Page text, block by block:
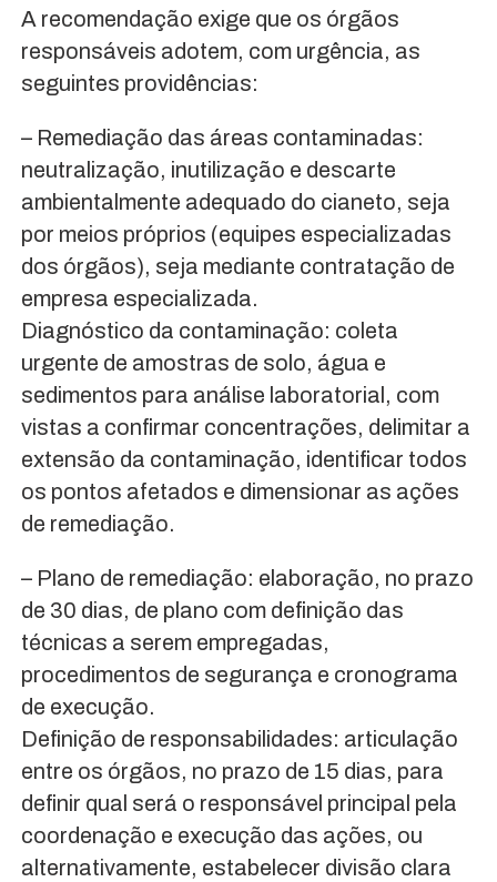
A recomendação exige que os órgãos
responsáveis adotem, com urgência, as
seguintes providências:
– Remediação das áreas contaminadas:
neutralização, inutilização e descarte
ambientalmente adequado do cianeto, seja
por meios próprios (equipes especializadas
dos órgãos), seja mediante contratação de
empresa especializada.
Diagnóstico da contaminação: coleta
urgente de amostras de solo, água e
sedimentos para análise laboratorial, com
vistas a confirmar concentrações, delimitar a
extensão da contaminação, identificar todos
os pontos afetados e dimensionar as ações
de remediação.
– Plano de remediação: elaboração, no prazo
de 30 dias, de plano com definição das
técnicas a serem empregadas,
procedimentos de segurança e cronograma
de execução.
Definição de responsabilidades: articulação
entre os órgãos, no prazo de 15 dias, para
definir qual será o responsável principal pela
coordenação e execução das ações, ou
alternativamente, estabelecer divisão clara